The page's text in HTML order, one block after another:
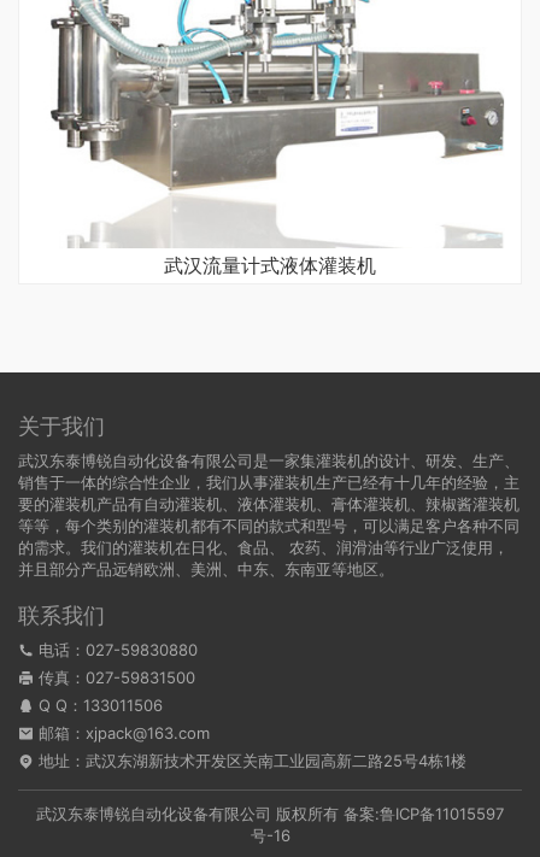
武汉流量计式液体灌装机
关于我们
武汉东泰博锐自动化设备有限公司是一家集灌装机的设计、研发、生产、
销售于一体的综合性企业，我们从事灌装机生产已经有十几年的经验，主
要的灌装机产品有自动灌装机、液体灌装机、膏体灌装机、辣椒酱灌装机
等等，每个类别的灌装机都有不同的款式和型号，可以满足客户各种不同
的需求。我们的灌装机在日化、食品、 农药、润滑油等行业广泛使用，
并且部分产品远销欧洲、美洲、中东、东南亚等地区。
联系我们
电话：027-59830880
传真：027-59831500
Q Q： 133011506
邮箱：xjpack@163.com
地址：武汉东湖新技术开发区关南工业园高新二路25号4栋1楼
武汉东泰博锐自动化设备有限公司 版权所有 备案:鲁ICP备11015597
号-16